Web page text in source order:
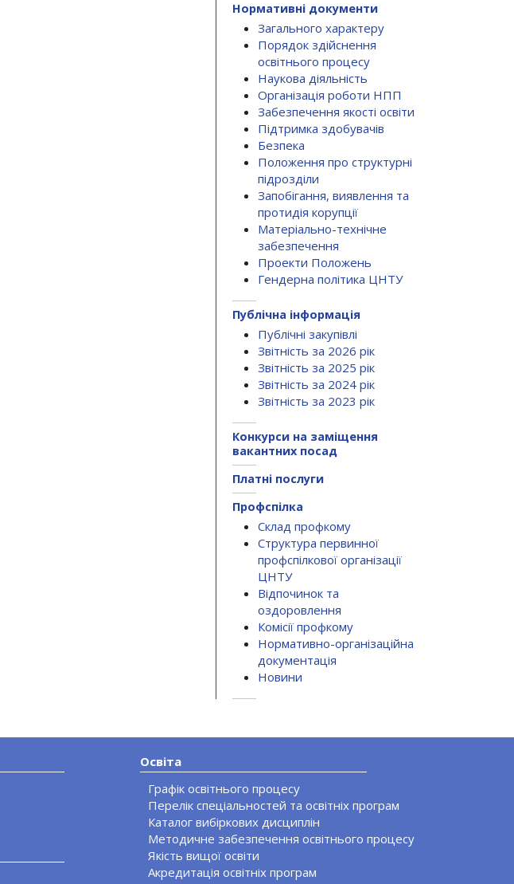
Нормативні документи
Загального характеру
Порядок здійснення
освітнього процесу
Наукова діяльність
Організація роботи НПП
Забезпечення якості освіти
Підтримка здобувачів
Безпека
Положення про структурні
підрозділи
Запобігання, виявлення та
протидія корупції
Матеріально-технічне
забезпечення
Проекти Положень
Гендерна політика ЦНТУ
Публічна інформація
Публічні закупівлі
Звітність за 2026 рік
Звітність за 2025 рік
Звітність за 2024 рік
Звітність за 2023 рік
Конкурси на заміщення
вакантних посад
Платні послуги
Профспілка
Склад профкому
Структура первинної
профспілкової організації
ЦНТУ
Відпочинок та
оздоровлення
Комісії профкому
Нормативно-організаційна
документація
Новини
Освіта
Графік освітнього процесу
Перелік спеціальностей та освітніх програм
Каталог вибіркових дисциплін
Методичне забезпечення освітнього процесу
Якість вищої освіти
Акредитація освітніх програм